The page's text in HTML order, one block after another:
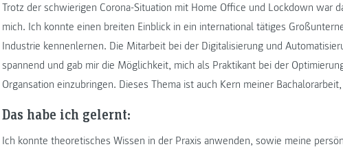
Trotz der schwierigen Corona-Situation mit Home Office und Lockdown war
mich. Ich konnte einen breiten Einblick in ein international tätiges
Industrie kennenlernen. Die Mitarbeit bei der Digitalisierung und
spannend und gab mir die Möglichkeit, mich als Praktikant bei der
Organsation einzubringen. Dieses Thema ist auch Kern meiner
Das habe ich gelernt:
Ich konnte theoretisches Wissen in der Praxis anwenden, sowie meine